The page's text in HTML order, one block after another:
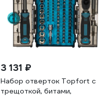
3 131 ₽
Набор отверток Topfort с
трещоткой, битами,